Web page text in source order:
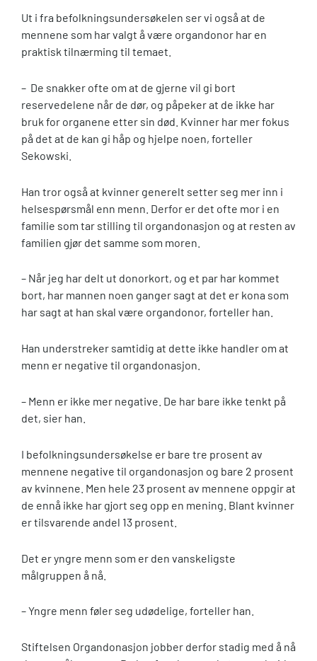
Ut i fra befolkningsundersøkelen ser vi også at de
mennene som har valgt å være organdonor har en
praktisk tilnærming til temaet.
– De snakker ofte om at de gjerne vil gi bort
reservedelene når de dør, og påpeker at de ikke har
bruk for organene etter sin død. Kvinner har mer fokus
på det at de kan gi håp og hjelpe noen, forteller
Sekowski.
Han tror også at kvinner generelt setter seg mer inn i
helsespørsmål enn menn. Derfor er det ofte mor i en
familie som tar stilling til organdonasjon og at resten av
familien gjør det samme som moren.
– Når jeg har delt ut donorkort, og et par har kommet
bort, har mannen noen ganger sagt at det er kona som
har sagt at han skal være organdonor, forteller han.
Han understreker samtidig at dette ikke handler om at
menn er negative til organdonasjon.
– Menn er ikke mer negative. De har bare ikke tenkt på
det, sier han.
I befolkningsundersøkelse er bare tre prosent av
mennene negative til organdonasjon og bare 2 prosent
av kvinnene. Men hele 23 prosent av mennene oppgir at
de ennå ikke har gjort seg opp en mening. Blant kvinner
er tilsvarende andel 13 prosent.
Det er yngre menn som er den vanskeligste
målgruppen å nå.
– Yngre menn føler seg udødelige, forteller han.
Stiftelsen Organdonasjon jobber derfor stadig med å nå